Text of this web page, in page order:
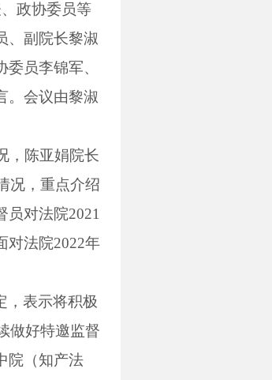
政协委员等
、副院长黎淑
员李锦军、
。会议由黎淑
，陈亚娟院长
况，重点介绍
员对法院2021
对法院2022年
，表示将积极
做好特邀监督
院（知产法